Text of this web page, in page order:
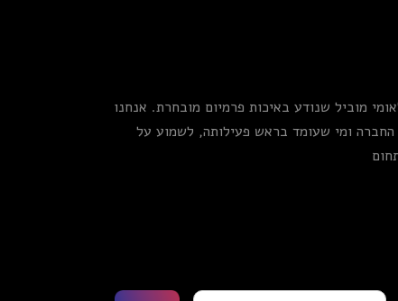
מוביל שנודע באיכות פרמיום מובחרת. אנחנו
ומי שעומד בראש פעילותה, לשמוע על